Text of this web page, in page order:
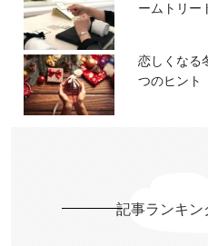
ームトリー
恋しくなる
つのヒント
記事ランキン